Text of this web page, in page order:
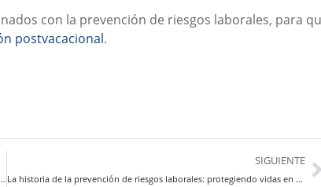
con la prevención de riesgos laborales, para
postvacacional.
Evaluación de riesgos psicosociales en empresas: todo lo que necesitas saber
SIGUIENTE
La historia de la prevención de riesgos laborales: protegiendo vidas en el lugar de trabajo